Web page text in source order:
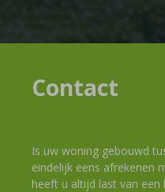
Contact
Is uw woning gebouwd
eindelijk eens afrekenen
heeft u altijd last van een